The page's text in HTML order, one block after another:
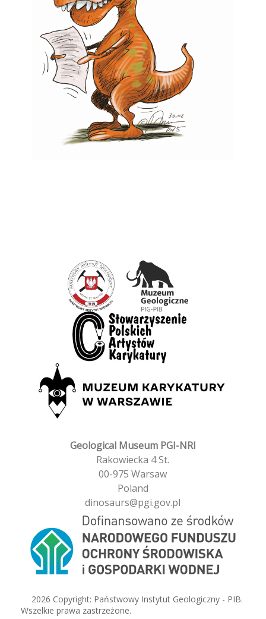
Geological Museum PGI-NRI
Rakowiecka 4 St.
00-975 Warsaw
Poland
dinosaurs@pgi.gov.pl
© 2026 Copyright: Państwowy Instytut Geologiczny - PIB.
Wszelkie prawa zastrzeżone.